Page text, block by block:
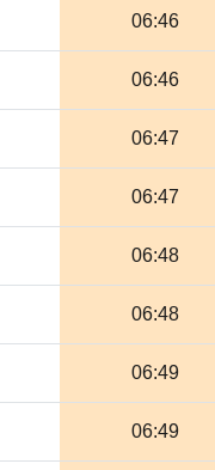
06:46
06:46
06:47
06:47
06:48
06:48
06:49
06:49